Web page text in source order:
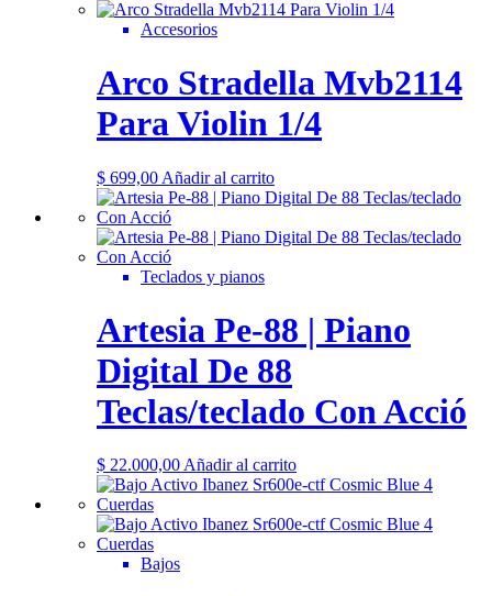
Accesorios
Arco Stradella Mvb2114
Para Violin 1/4
$ 699,00 Añadir al carrito
Teclados y pianos
Artesia Pe-88 | Piano
Digital De 88
Teclas/teclado Con Acció
$ 22.000,00 Añadir al carrito
Bajos